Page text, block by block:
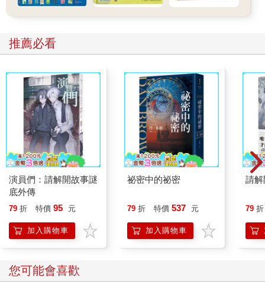
白日夢的高潮會是，當他恢復意識時，一睜開雙眼就會發現我伏
在他上方，而我那頭如雲的黑髮會像斗篷一樣包覆他（我當時是
點會隨時間好轉）。傑克和威菲德一直延續到我九歲，然後被我
他比我們其他人都善良、勇敢、明理，也是個熟悉的朋友和同
伴。他也很可能陷入需要被拯救的情境，雖然我有點心虛，因為
要是被他知道了，他肯定會覺得這種想法愚不可及。他跟他媽媽
說我這個人心地不錯，這點在當時令人亢奮，雖說隨著我邁入十
幾歲，這種情愫開始令人乏味。
接著，到了十五歲，我以成人的身分墜入愛河。對象是保羅（我
在《而不是一封信》裡這樣叫他，所以他在這裡可以保留這個稱
呼），他來牛津度假的其中一次，為了賺點外快，來輔導我兄弟
準備一場考試。他貨真價實，驅走了我的白日夢，但他並未驅走
浪漫。我因此墜入愛河，誤以為愛情等於婚姻，等我跟我所愛的
男人結婚，餘生必定永遠忠於他。美麗白色婚禮的白日夢有時確
實會掠過心頭，但是等我年紀大到足以招來保羅的注意力、我們
訂了婚之後，要將我的浪漫情懷編織下去並不容易──部分是因為
大家老是對我叨念說我們到時會有多窮，而且我必須學習怎麼當
薪僅有四百英鎊，他和我都覺得足以過上不錯的生活，不管「他
們」怎麼說，但是那些警告多少還是令人清醒；不過效力不如我
推薦必看
演員們：請解開故事謎
底外傳
79 折 特價 95 元
加入購物車
祕密中的祕密
79 折 特價 537 元
加入購物車
請解
79 折
您可能會喜歡